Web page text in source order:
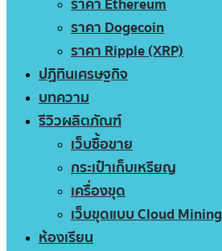
ราคา Dogecoin
ราคา Ripple (XRP)
ปฏิทินเศรษฐกิจ
บทความ
รีวิวผลิตภัณฑ์
เว็บซื้อขาย
กระเป๋าเก็บเหรียญ
เครื่องขุด
เว็บขุดแบบ Cloud Mining
ห้องเรียน